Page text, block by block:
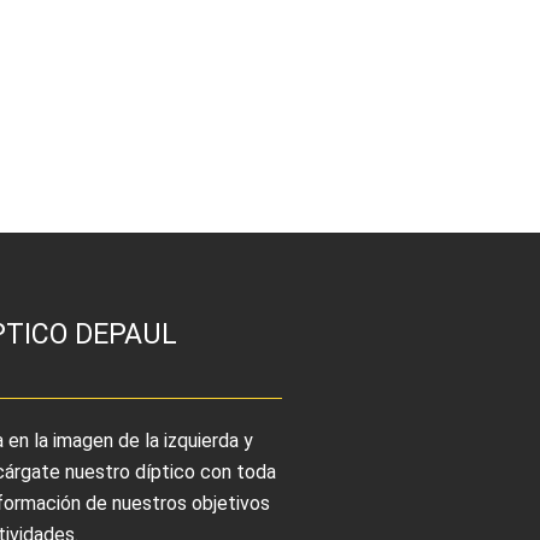
DEPAUL
en la imagen de la izquierda y
nuestro díptico con toda
de nuestros objetivos